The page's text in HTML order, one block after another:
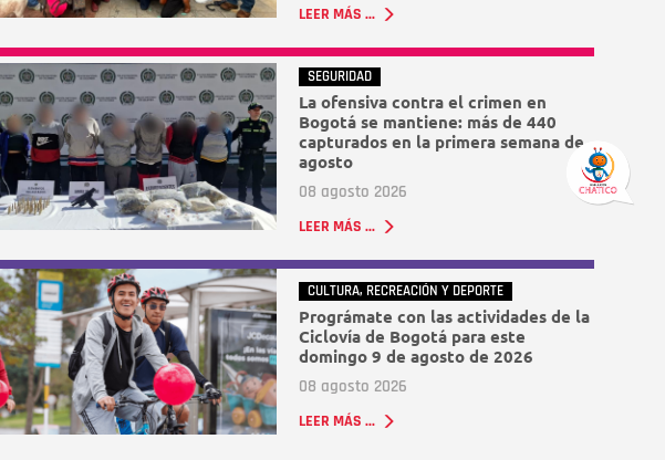
LEER MÁS ...
SEGURIDAD
La ofensiva contra el crimen en
Bogotá se mantiene: más de 440
capturados en la primera semana de
agosto
08 agosto 2026
LEER MÁS ...
CULTURA, RECREACIÓN Y DEPORTE
Prográmate con las actividades de la
Ciclovía de Bogotá para este
domingo 9 de agosto de 2026
08 agosto 2026
LEER MÁS ...